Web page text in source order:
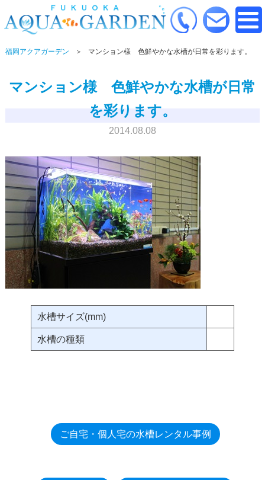
福岡アクアガーデン マンション様 色鮮やかな水槽が日常を彩ります。
マンション様 色鮮やかな水槽が日常
を彩ります。
2014.08.08
水槽サイズ(mm)
水槽の種類
ご自宅・個人宅の水槽レンタル事例